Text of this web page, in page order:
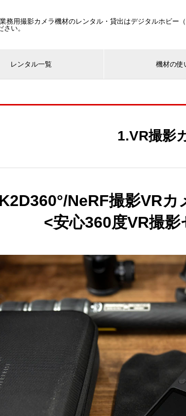
務用撮影カメラ機材のレンタル・貸出はデジタルホビー
い。
レンタル一覧 機材の使
1.VR撮影
NeRF撮影VR
<安心360度VR撮